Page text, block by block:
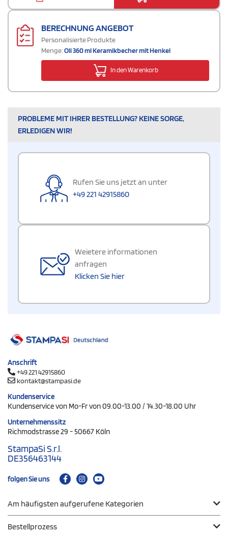
BERECHNUNG ANGEBOT
Personalisierte Produkte
Menge:Oli 360 ml Keramikbecher mit Henkel
In den Warenkorb
PROBLEME MIT IHRER BESTELLUNG? KEINE SORGE,
ERLEDIGEN WIR!
Rufen Sie uns jetzt an unter
+49 221 42915860
Weietere informationen
anfragen
Klicken Sie hier
Anschrift
+49 221 42915860
kontakt@stampasi.de
Kundenservice
Kundenservice von Mo-Fr von 09.00-13.00 / 14.30-18.00 Uhr
Unternehmenssitz
Richmodstrasse 29 - 50667 Köln
StampaSi S.r.l.
DE356463144
folgen Sie uns
Am häufigsten aufgerufene Kategorien
Bestellprozess